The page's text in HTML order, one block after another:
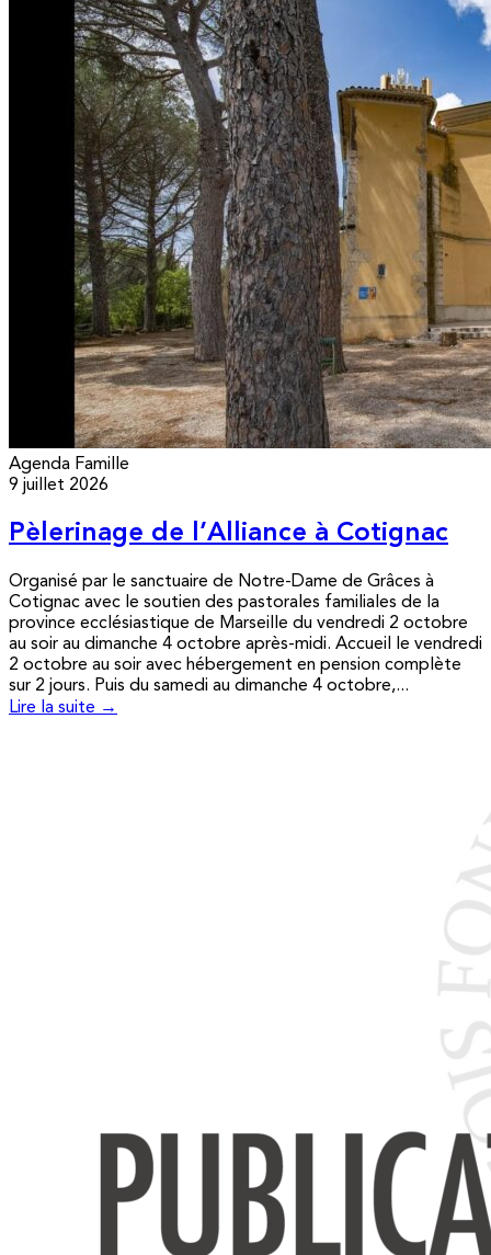
Agenda Famille
9 juillet 2026
Pèlerinage de l’Alliance à Cotignac
Organisé par le sanctuaire de Notre-Dame de Grâces à
Cotignac avec le soutien des pastorales familiales de la
province ecclésiastique de Marseille du vendredi 2 octobre
au soir au dimanche 4 octobre après-midi. Accueil le vendredi
2 octobre au soir avec hébergement en pension complète
sur 2 jours. Puis du samedi au dimanche 4 octobre,...
Lire la suite →